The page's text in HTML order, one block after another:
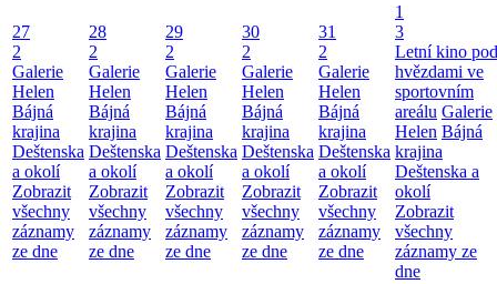
27
2
Galerie
Helen
Bájná
krajina
Deštenska
a okolí
Zobrazit
všechny
záznamy
ze dne
28
2
Galerie
Helen
Bájná
krajina
Deštenska
a okolí
Zobrazit
všechny
záznamy
ze dne
29
2
Galerie
Helen
Bájná
krajina
Deštenska
a okolí
Zobrazit
všechny
záznamy
ze dne
30
2
Galerie
Helen
Bájná
krajina
Deštenska
a okolí
Zobrazit
všechny
záznamy
ze dne
31
2
Galerie
Helen
Bájná
krajina
Deštenska
a okolí
Zobrazit
všechny
záznamy
ze dne
1
3
Letní kino pod
hvězdami ve
sportovním
areálu Galerie
Helen Bájná
krajina
Deštenska a
okolí
Zobrazit
všechny
záznamy ze
dne